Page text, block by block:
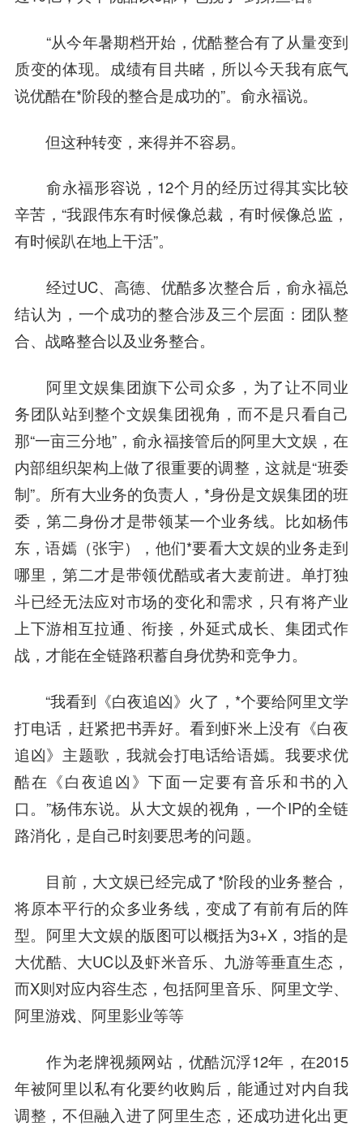
“从今年暑期档开始，优酷整合有了从量变到
质变的体现。成绩有目共睹，所以今天我有底气
说优酷在*阶段的整合是成功的”。俞永福说。
但这种转变，来得并不容易。
俞永福形容说，12个月的经历过得其实比较
辛苦，“我跟伟东有时候像总裁，有时候像总监，
有时候趴在地上干活”。
经过UC、高德、优酷多次整合后，俞永福总
结认为，一个成功的整合涉及三个层面：团队整
合、战略整合以及业务整合。
阿里文娱集团旗下公司众多，为了让不同业
务团队站到整个文娱集团视角，而不是只看自己
那“一亩三分地”，俞永福接管后的阿里大文娱，在
内部组织架构上做了很重要的调整，这就是“班委
制”。所有大业务的负责人，*身份是文娱集团的班
委，第二身份才是带领某一个业务线。比如杨伟
东，语嫣（张宇），他们*要看大文娱的业务走到
哪里，第二才是带领优酷或者大麦前进。单打独
斗已经无法应对市场的变化和需求，只有将产业
上下游相互拉通、衔接，外延式成长、集团式作
战，才能在全链路积蓄自身优势和竞争力。
“我看到《白夜追凶》火了，*个要给阿里文学
打电话，赶紧把书弄好。看到虾米上没有《白夜
追凶》主题歌，我就会打电话给语嫣。我要求优
酷在《白夜追凶》下面一定要有音乐和书的入
口。”杨伟东说。从大文娱的视角，一个IP的全链
路消化，是自己时刻要思考的问题。
目前，大文娱已经完成了*阶段的业务整合，
将原本平行的众多业务线，变成了有前有后的阵
型。阿里大文娱的版图可以概括为3+X，3指的是
大优酷、大UC以及虾米音乐、九游等垂直生态，
而X则对应内容生态，包括阿里音乐、阿里文学、
阿里游戏、 阿里影业等等
作为老牌视频网站，优酷沉浮12年，在2015
年被阿里以私有化要约收购后，能通过对内自我
调整，不但融入进了阿里生态，还成功进化出更